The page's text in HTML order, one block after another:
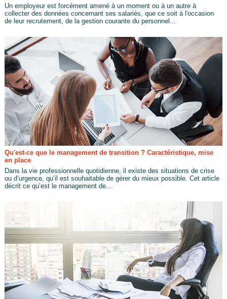
Un employeur est forcément amené à un moment ou à un autre à
collecter des données concernant ses salariés, que ce soit à l'occasion
de leur recrutement, de la gestion courante du personnel...
Qu'est-ce que le management de transition ? Caractéristique, mise
en place
Dans la vie professionnelle quotidienne, il existe des situations de crise
ou d’urgence, qu’il est souhaitable de gérer du mieux possible. Cet article
décrit ce qu’est le management de...